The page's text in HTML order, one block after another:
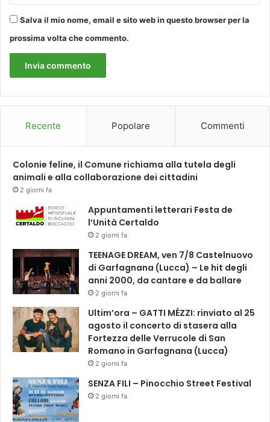
Salva il mio nome, email e sito web in questo browser per la
prossima volta che commento.
Recente Popolare Commenti
Colonie feline, il Comune richiama alla tutela degli
animali e alla collaborazione dei cittadini
2 giorni fa
Appuntamenti letterari Festa de
l’Unità Certaldo
2 giorni fa
TEENAGE DREAM, ven 7/8 Castelnuovo
di Garfagnana (Lucca) – Le hit degli
anni 2000, da cantare e da ballare
2 giorni fa
Ultim’ora – GATTI MÉZZI: rinviato al 25
agosto il concerto di stasera alla
Fortezza delle Verrucole di San
Romano in Garfagnana (Lucca)
2 giorni fa
SENZA FILI – Pinocchio Street Festival
2 giorni fa